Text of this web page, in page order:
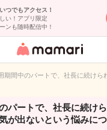
つでもアクセス！
い！アプリ限定
ンも随時配信中！
女性専用匿名QA
イト
期間中のパートで、社長に続け
パートで、社長に続け
が出ないという悩みにつ